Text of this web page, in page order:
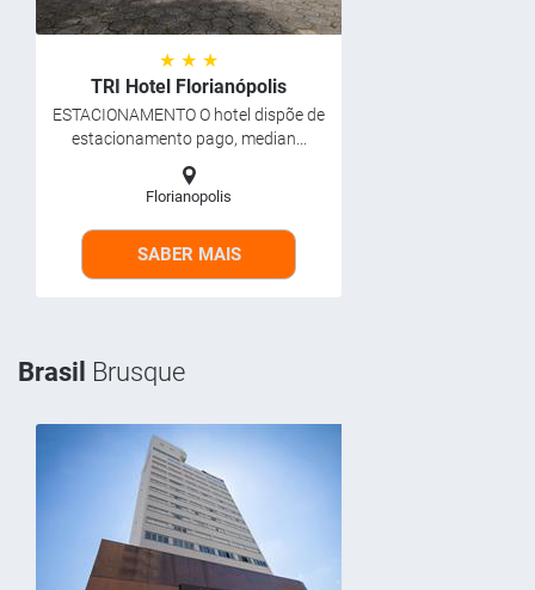
★ ★ ★
TRI Hotel Florianópolis
ESTACIONAMENTO O hotel dispõe de
estacionamento pago, median...
Florianopolis
SABER MAIS
Brasil Brusque